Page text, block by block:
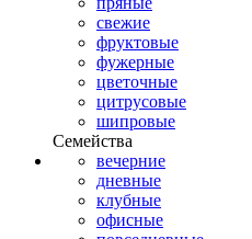
свежие
фруктовые
фужерные
цветочные
цитрусовые
шипровые
Семейства
вечерние
дневные
клубные
офисные